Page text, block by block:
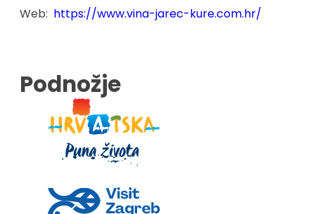
Web: https://www.vina-jarec-kure.com.hr/
Podnožje